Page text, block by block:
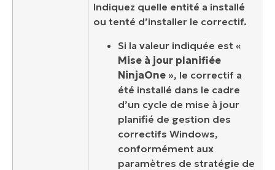
Indiquez quelle entité a installé
ou tenté d’installer le correctif.
Si la valeur indiquée est «
Mise à jour planifiée
NinjaOne », le correctif a
été installé dans le cadre
d’un cycle de mise à jour
planifié de gestion des
correctifs Windows,
conformément aux
paramètres de stratégie de